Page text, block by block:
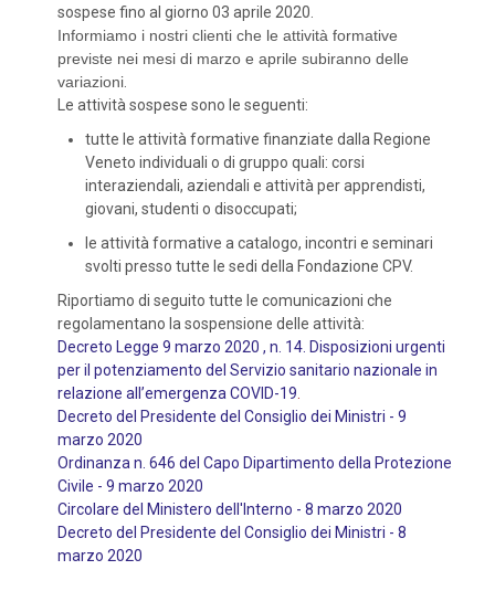
sospese fino al giorno 03 aprile 2020.
Informiamo i nostri clienti che le attività formative
previste nei mesi di marzo e aprile subiranno delle
variazioni.
Le attività sospese sono le seguenti:
tutte le attività formative finanziate dalla Regione
Veneto individuali o di gruppo quali: corsi
interaziendali, aziendali e attività per apprendisti,
giovani, studenti o disoccupati;
le attività formative a catalogo, incontri e seminari
svolti presso tutte le sedi della Fondazione CPV.
Riportiamo di seguito tutte le comunicazioni che
regolamentano la sospensione delle attività:
Decreto Legge 9 marzo 2020 , n. 14. Disposizioni urgenti
per il potenziamento del Servizio sanitario nazionale in
relazione all’emergenza COVID-19.
Decreto del Presidente del Consiglio dei Ministri - 9
marzo 2020
Ordinanza n. 646 del Capo Dipartimento della Protezione
Civile - 9 marzo 2020
Circolare del Ministero dell'Interno - 8 marzo 2020
Decreto del Presidente del Consiglio dei Ministri - 8
marzo 2020